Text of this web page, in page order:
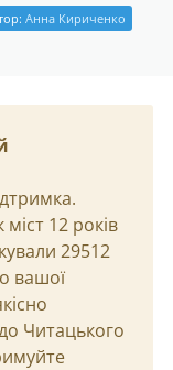
Анна Кириченко
12 років
29512
вашої
Читацького